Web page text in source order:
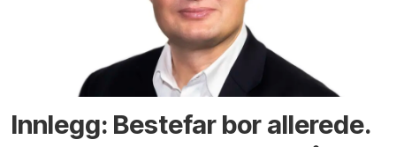
Innlegg: Bestefar bor allerede.